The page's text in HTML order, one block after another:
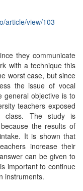
article/view/103
they communicate
with a technique this
worst case, but since
the issue of vocal
general objective is to
teachers exposed
The study is
the results of
It is shown that
increase their
can be given to
important to continue
instruments.